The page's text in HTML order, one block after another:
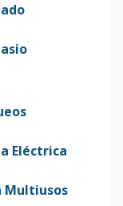
Eléctrica
Multiusos